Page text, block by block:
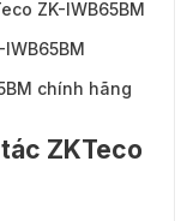
ZK-IWB65BM
chính hãng
ZKTeco